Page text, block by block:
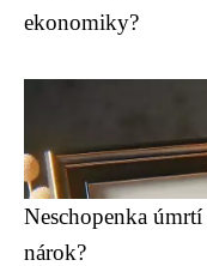
ekonomiky?
Neschopenka
nárok?